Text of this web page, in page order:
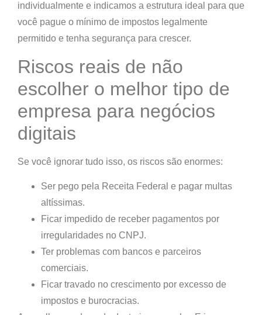
individualmente e indicamos a estrutura ideal para que
você pague o mínimo de impostos legalmente
permitido e tenha segurança para crescer.
Riscos reais de não
escolher o melhor tipo de
empresa para negócios
digitais
Se você ignorar tudo isso, os riscos são enormes:
Ser pego pela Receita Federal e pagar multas
altíssimas.
Ficar impedido de receber pagamentos por
irregularidades no CNPJ.
Ter problemas com bancos e parceiros
comerciais.
Ficar travado no crescimento por excesso de
impostos e burocracias.